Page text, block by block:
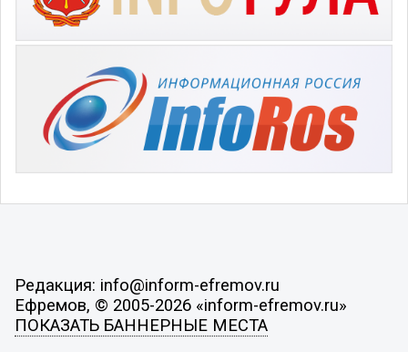
Редакция: info@inform-efremov.ru
Ефремов, © 2005-2026 «inform-efremov.ru»
ПОКАЗАТЬ БАННЕРНЫЕ МЕСТА